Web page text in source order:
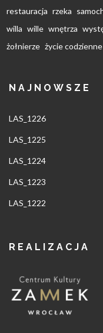
restauracja rzeka
willa wille wnętrza
żołnierze życie codzienne
NAJNOWSZE
LAS_1226
LAS_1225
LAS_1224
LAS_1223
LAS_1222
REALIZACJA